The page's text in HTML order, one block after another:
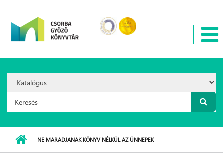
Option:
Keresés űrlap
NE MARADJANAK KÖNYV NÉLKÜL AZ ÜNNEPEK